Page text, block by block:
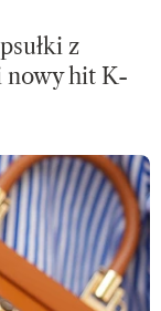
z
nowy hit K-